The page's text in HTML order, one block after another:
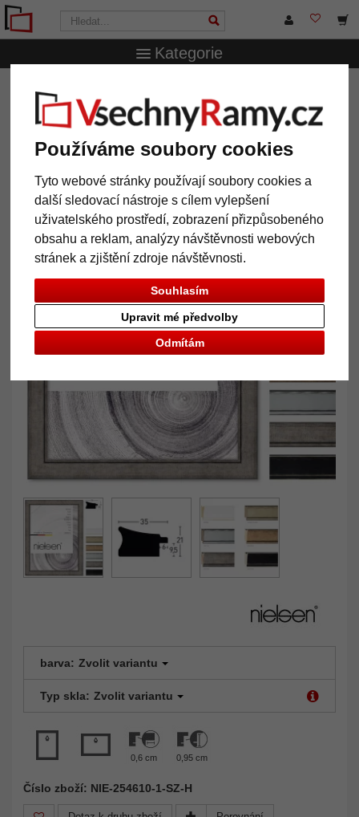
Používáme soubory cookies
Tyto webové stránky používají soubory cookies a
další sledovací nástroje s cílem vylepšení
uživatelského prostředí, zobrazení přizpůsobeného
obsahu a reklam, analýzy návštěvnosti webových
stránek a zjištění zdroje návštěvnosti.
Souhlasím
Odmítám
Upravit mé předvolby
Kategorie
VsechnRamy.cz
rám Sun 35 na míru
Dřevěný rám Sun 35 na míru
Zpět
barva: Zvolit variantu
Typ skla: Zvolit variantu
0,6 cm 0,95 cm
Číslo zboží: NIE-254610-1-SZ-H